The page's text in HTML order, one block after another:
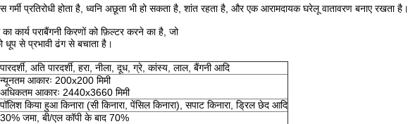
गर्मी प्रतिरोधी होता है, ध्वनि अछूता भी हो सकता है, शांत रहता है, और एक आरामदायक घरेलू वातावरण बनाए रखता है।
कार्य पराबैंगनी किरणों को फ़िल्टर करने का है, जो
धूप से प्रभावी ढंग से बचाता है।
पारदर्शी, अति पारदर्शी, हरा, नीला, दूध, ग्रे, कांस्य, लाल, बैंगनी आदि
न्यूनतम आकारः 200x200 मिमी
अधिकतम आकारः 2440x3660 मिमी
पॉलिश किया हुआ किनारा (सी किनारा, पेंसिल किनारा), सपाट किनारा, ड्रिल छेद आदि
30% जमा, बी/एल कॉपी के बाद 70%